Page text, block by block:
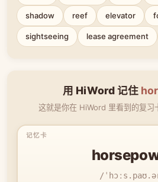
shadow reef elevator
sightseeing lease agreement
用 HiWord 记住
这就是你在 HiWord 里看到的复
/